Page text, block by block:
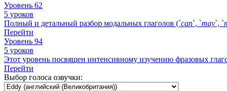
Уровень 62
5 уроков
Полный и детальный разбор модальных глаголов (`can`, `may`, `
Перейти
Уровень 94
5 уроков
Этот уровень посвящен интенсивному изучению фразовых
Перейти
Выбор голоса озвучки: